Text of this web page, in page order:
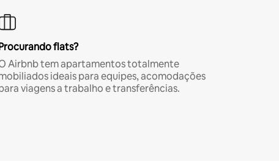
flats?
Airbnb tem apartamentos totalmente
ideais para equipes, acomodações
viagens a trabalho e transferências.